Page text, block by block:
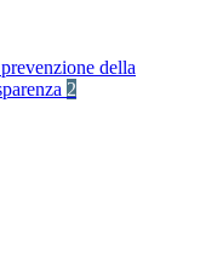
della
2